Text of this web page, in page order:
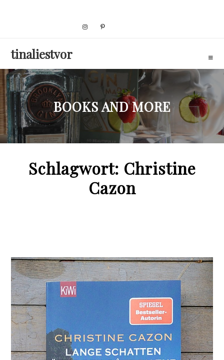
tinaliestvor
BOOKS AND MORE
Schlagwort: Christine
Cazon